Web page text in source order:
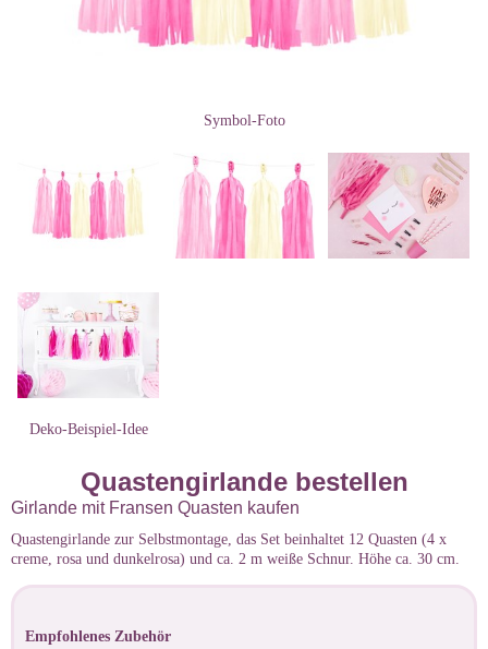
Symbol-Foto
Deko-Beispiel-Idee
Quastengirlande bestellen
Girlande mit Fransen Quasten kaufen
Quastengirlande zur Selbstmontage, das Set beinhaltet 12 Quasten (4 x
creme, rosa und dunkelrosa) und ca. 2 m weiße Schnur. Höhe ca. 30 cm.
Empfohlenes Zubehör